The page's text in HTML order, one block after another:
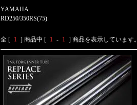
YAMAHA
RD250/350RS(75)
全 [ 1 ] 商品中 [ 1 - 1 ] 商品を表示しています。